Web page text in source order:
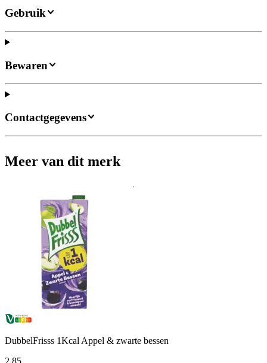
Gebruik
Bewaren
Contactgegevens
Meer van dit merk
DubbelFrisss 1Kcal Appel & zwarte bessen
2 85